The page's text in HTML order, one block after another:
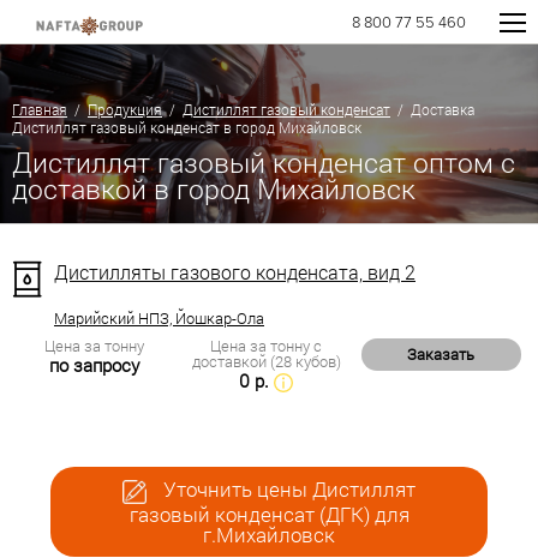
8 800 77 55 460
Главная /Продукция/ Дистиллят газовый конденсат / Доставка
Дистиллят газовый конденсат в город Михайловск
Дистиллят газовый конденсат оптом с
доставкой в город Михайловск
Дистилляты газового конденсата, вид 2
Марийский НПЗ, Йошкар-Ола
Цена за тонну
по запросу
Цена за тонну с
доставкой (28 кубов)
0 р.
Заказать
Уточнить цены Дистиллят
газовый конденсат (ДГК) для
г.Михайловск